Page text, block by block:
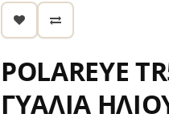
POLAREYE
ΓΥΑΛΙΑ